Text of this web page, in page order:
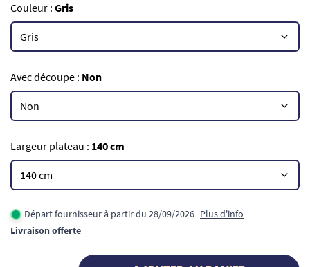
Couleur : Gris
Avec découpe : Non
Largeur plateau : 140 cm
Départ fournisseur à partir du 28/09/2026 Plus d'info
Livraison offerte